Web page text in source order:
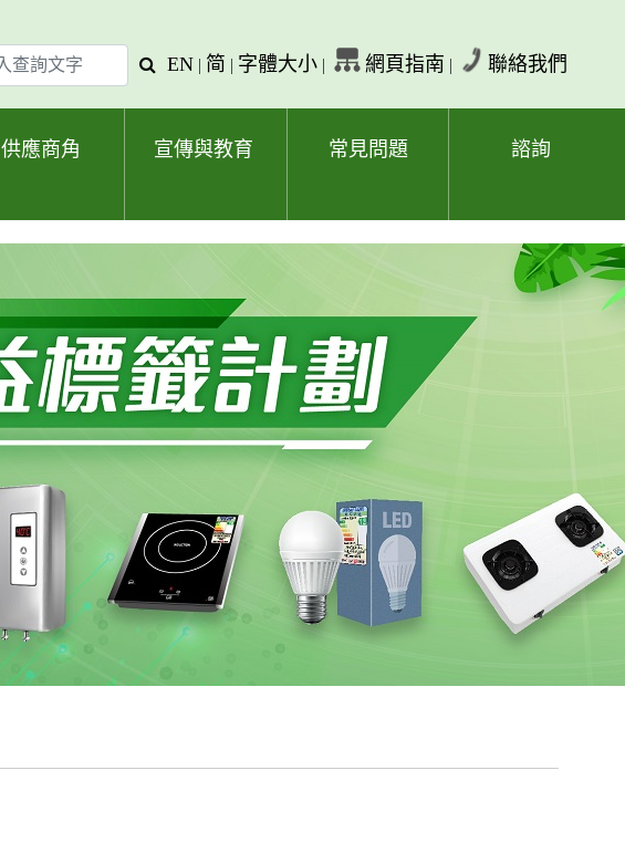
查
字
EN | 简 | 字體大小 | 網頁指南 | 聯絡我們
供應商角 宣傳與教育 常見問題 諮詢